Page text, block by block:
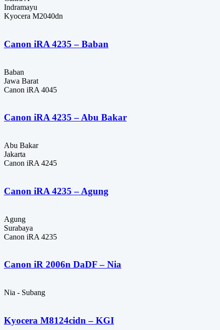
Indramayu
Kyocera M2040dn
Canon iRA 4235 – Baban
Baban
Jawa Barat
Canon iRA 4045
Canon iRA 4235 – Abu Bakar
Abu Bakar
Jakarta
Canon iRA 4245
Canon iRA 4235 – Agung
Agung
Surabaya
Canon iRA 4235
Canon iR 2006n DaDF – Nia
Nia - Subang
Kyocera M8124cidn – KGI